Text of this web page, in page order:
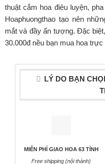
thuật cắm hoa điêu luyện,
Hoaphuongthao tạo nên
mắt và đầy ấn tượng. Đặc
30.000đ nều bạn mua hoa
LÝ DO BẠN
MIỄN PHÍ GIAO HOA 63 TỈNH
Free shipping (nội thành)